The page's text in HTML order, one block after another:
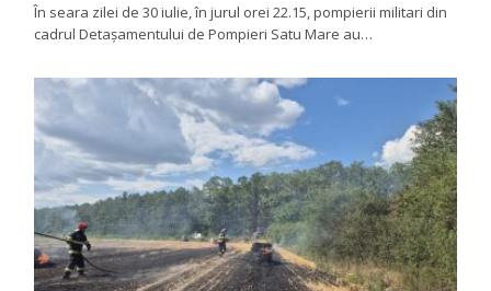
În seara zilei de 30 iulie, în jurul orei 22.15, pompierii militari din
cadrul Detașamentului de Pompieri Satu Mare au…